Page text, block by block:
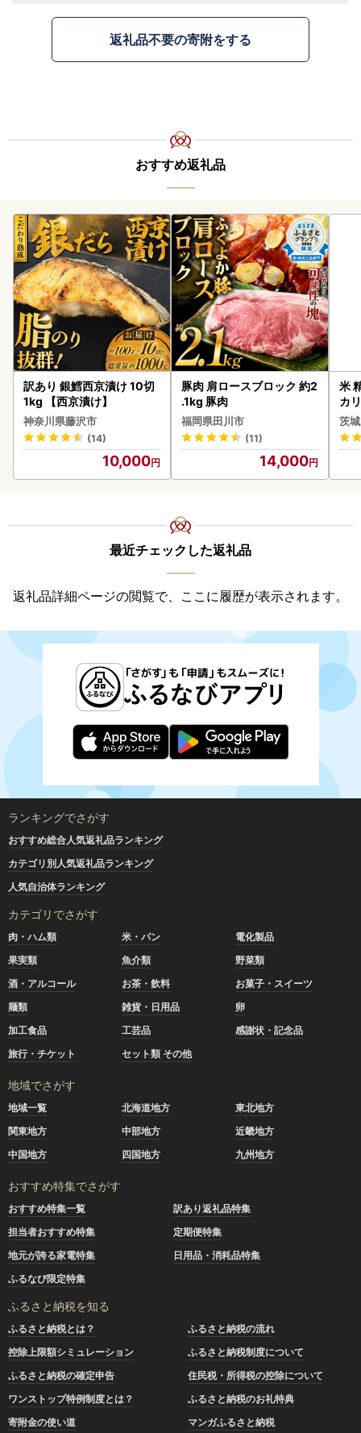
返礼品不要の寄附をする
おすすめ返礼品
訳あり 銀鱈西京漬け 10切
1kg 【西京漬け】
神奈川県藤沢市
(14)
10,000
豚肉 肩ロースブロック 約2
.1kg 豚肉
福岡県田川市
(11)
14,000
米
カ
茨
最近チェックした返礼品
返礼品詳細ページの閲覧で、ここに履歴が表示されます。
ランキングでさがす
おすすめ総合人気返礼品ランキング
カテゴリ別人気返礼品ランキング
人気自治体ランキング
カテゴリでさがす
肉・ハム類 米・パン
電化製品
果実類
魚介類
野菜類
酒・アルコール
お茶・飲料
お菓子・スイーツ
麺類
雑貨・日用品
卵
加工食品
工芸品
感謝状・記念品
旅行・チケット
セット類 その他
地域でさがす
地域一覧 北海道地方
東北地方
関東地方
中部地方
近畿地方
中国地方
四国地方 九州地方
おすすめ特集でさがす
おすすめ特集一覧
訳あり返礼品特集
担当者おすすめ特集
定期便特集
地元が誇る家電特集
日用品・消耗品特集
ふるなび限定特集
ふるさと納税を知る
ふるさと納税とは？
ふるさと納税の流れ
控除上限額シミュレーション
ふるさと納税制度について
ふるさと納税の確定申告
住民税・所得税の控除について
ワンストップ特例制度とは？
ふるさと納税のお礼特典
寄附金の使い道
マンガふるさと納税